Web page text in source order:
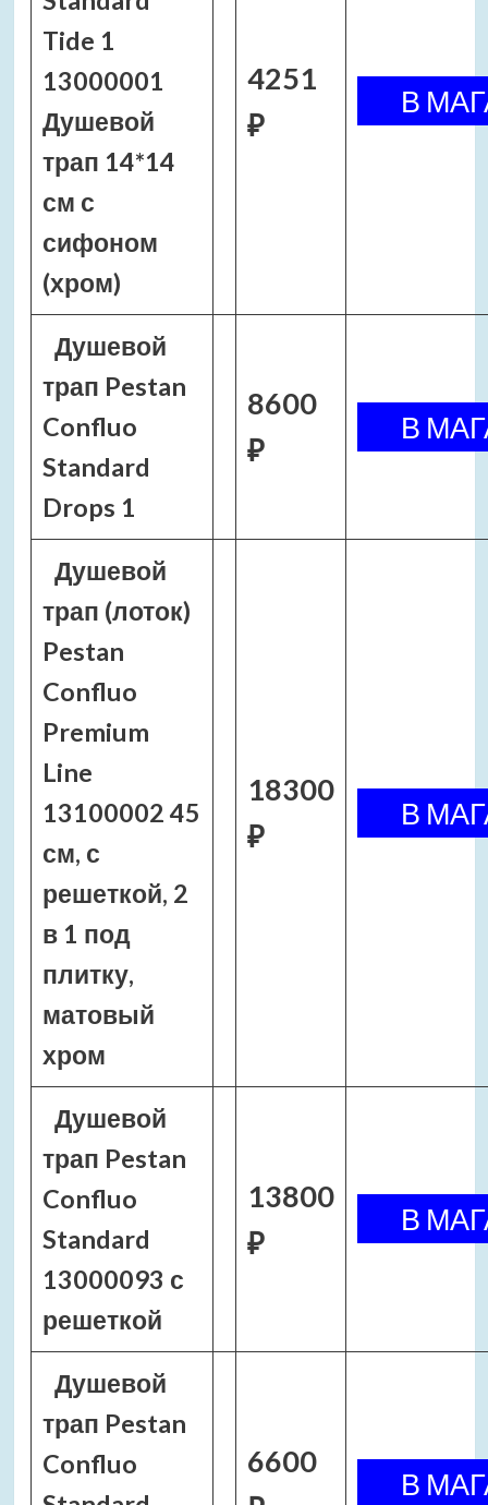
Tide 1
13000001
Душевой
трап 14*14
см с
сифоном
(хром)
4251
₽
Душевой
трап Pestan
Confluo
Standard
Drops 1
8600
₽
Душевой
трап (лоток)
Pestan
Confluo
Premium
Line
13100002 45
см, с
решеткой, 2
в 1 под
плитку,
матовый
хром
18300
₽
Душевой
трап Pestan
Confluo
Standard
13000093 с
решеткой
13800
₽
Душевой
трап Pestan
Confluo
6600